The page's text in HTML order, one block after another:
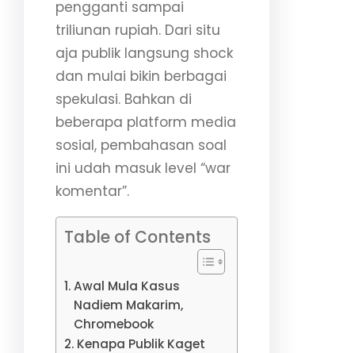
pengganti sampai
triliunan rupiah. Dari situ
aja publik langsung shock
dan mulai bikin berbagai
spekulasi. Bahkan di
beberapa platform media
sosial, pembahasan soal
ini udah masuk level “war
komentar”.
Table of Contents
Awal Mula Kasus
Nadiem Makarim,
Chromebook
Kenapa Publik Kaget